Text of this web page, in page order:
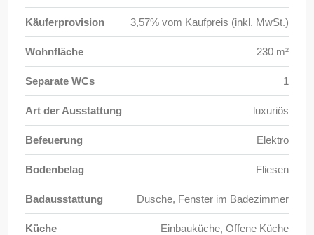
Käuferprovision 3,57% vom Kaufpreis (inkl. MwSt.)
Wohnfläche 230 m²
Separate WCs 1
Art der Ausstattung luxuriös
Befeuerung Elektro
Bodenbelag Fliesen
Badausstattung Dusche, Fenster im Badezimmer
Küche Einbauküche, Offene Küche